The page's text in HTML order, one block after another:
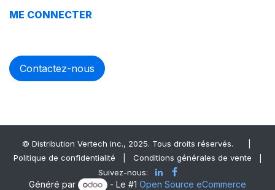
ME CONNECTER
Contactez-nous
© Distrib​ution Vertech ​inc., 2025. Tous droits réservés.
Politique de confidentialité
Conditions générales de vente
Suivez-nous:
Généré par - Le #1Open Source eCommerce